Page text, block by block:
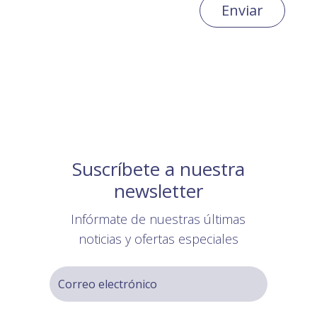
Enviar
Suscríbete a nuestra
newsletter
Infórmate de nuestras últimas
noticias y ofertas especiales